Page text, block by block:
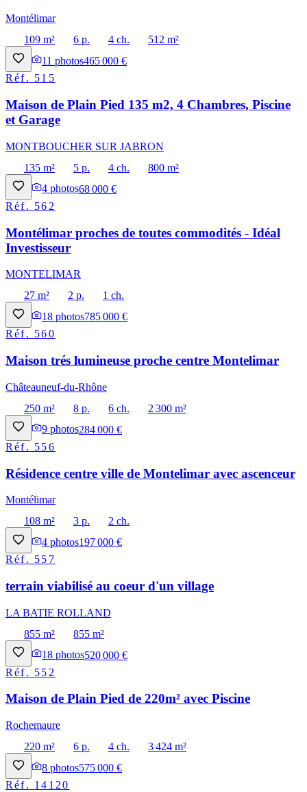
Montélimar
109 m²
6 p. 4 ch.
512 m²
11 photos465 000 €
Réf. 515
Maison de Plain Pied 135 m2, 4 Chambres, Piscine
et Garage
MONTBOUCHER SUR JABRON
135 m²
5 p. 4 ch.
800 m²
4 photos68 000 €
Réf. 562
Montélimar proches de toutes commodités - Idéal
Investisseur
MONTELIMAR
27 m²
2 p.
1 ch.
18 photos785 000 €
Réf. 560
Maison trés lumineuse proche centre Montelimar
Châteauneuf-du-Rhône
250 m²
8 p. 6 ch.
2 300 m²
9 photos284 000 €
Réf. 556
Résidence centre ville de Montelimar avec ascenceur
Montélimar
108 m²
3 p.
2 ch.
4 photos197 000 €
Réf. 557
terrain viabilisé au coeur d'un village
LA BATIE ROLLAND
855 m²
855 m²
18 photos520 000 €
Réf. 552
Maison de Plain Pied de 220m² avec Piscine
Rochemaure
220 m²
6 p. 4 ch.
3 424 m²
8 photos575 000 €
Réf. 14120